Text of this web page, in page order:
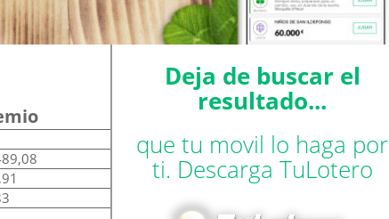
Deja de buscar el
resultado...
que tu movil lo haga por
ti. Descarga TuLotero